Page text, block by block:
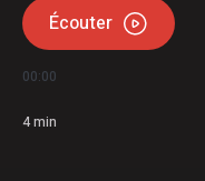
Écouter
00:00
4min